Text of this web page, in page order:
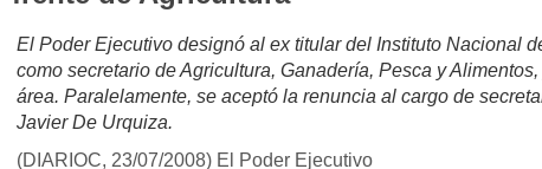
El Poder Ejecutivo designó al ex titular del Instituto Nacional
como secretario de Agricultura, Ganadería, Pesca y
área. Paralelamente, se aceptó la renuncia al cargo de
Javier De Urquiza.
(DIARIOC, 23/07/2008) El Poder Ejecutivo